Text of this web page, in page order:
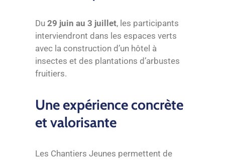
Du 29 juin au 3 juillet, les participants
interviendront dans les espaces verts
avec la construction d’un hôtel à
insectes et des plantations d’arbustes
fruitiers.
Une expérience concrète
et valorisante
Les Chantiers Jeunes permettent de